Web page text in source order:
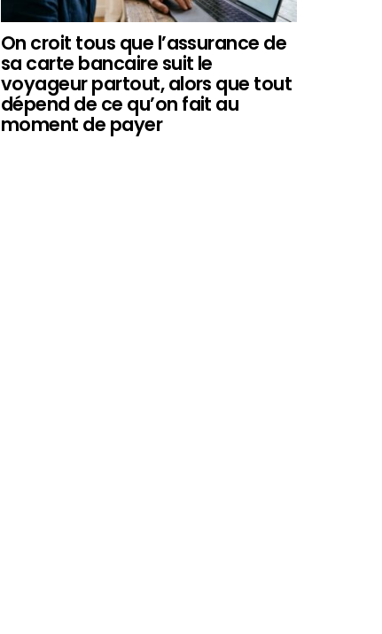
On croit tous que l’assurance de
sa carte bancaire suit le
voyageur partout, alors que tout
dépend de ce qu’on fait au
moment de payer